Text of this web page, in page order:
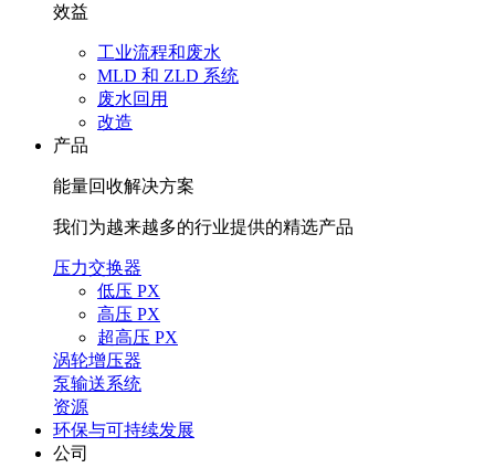
效益
工业流程和废水
MLD 和 ZLD 系统
废水回用
改造
产品
能量回收解决方案
我们为越来越多的行业提供的精选产品
压力交换器
低压 PX
高压 PX
超高压 PX
涡轮增压器
泵输送系统
资源
环保与可持续发展
公司